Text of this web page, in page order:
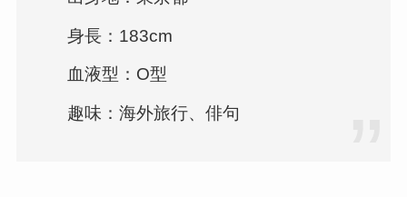
身長：183cm
血液型：O型
趣味：海外旅行、俳句